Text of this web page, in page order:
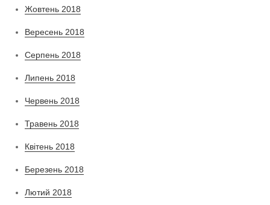
Жовтень 2018
Вересень 2018
Серпень 2018
Липень 2018
Червень 2018
Травень 2018
Квітень 2018
Березень 2018
Лютий 2018